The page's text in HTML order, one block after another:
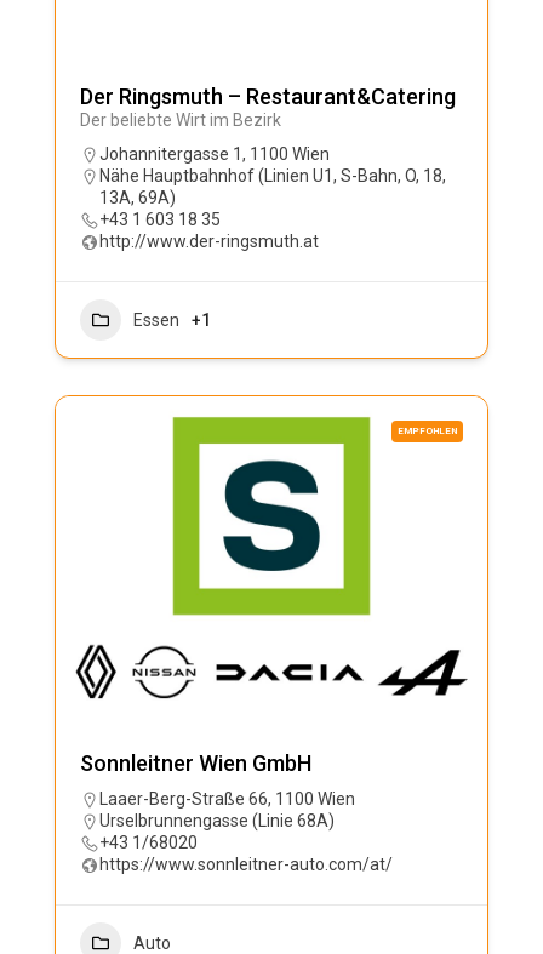
Der Ringsmuth – Restaurant&Catering
Der beliebte Wirt im Bezirk
Johannitergasse 1, 1100 Wien
Nähe Hauptbahnhof (Linien U1, S-Bahn, O, 18,
13A, 69A)
+43 1 603 18 35
http://www.der-ringsmuth.at
Essen +1
EMPFOHLEN
Sonnleitner Wien GmbH
Laaer-Berg-Straße 66, 1100 Wien
Urselbrunnengasse (Linie 68A)
+43 1/68020
https://www.sonnleitner-auto.com/at/
Auto